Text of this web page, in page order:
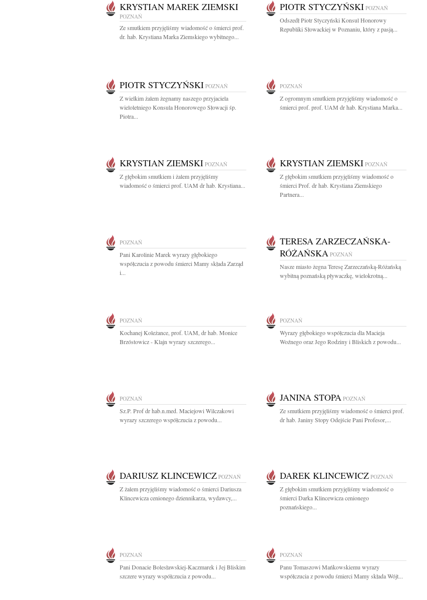
KRYSTIAN MAREK ZIEMSKI
POZNAŃ
Ze smutkiem przyjęliśmy wiadomość o śmierci prof.
dr. hab. Krystiana Marka Ziemskiego wybitnego...
PIOTR STYCZYŃSKI POZNAŃ
Odszedł Piotr Styczyński Konsul Honorowy
Republiki Słowackiej w Poznaniu, który z pasją...
PIOTR STYCZYŃSKI POZNAŃ
Z wielkim żalem żegnamy naszego przyjaciela
wieloletniego Konsula Honorowego Słowacji śp.
Piotra...
POZNAŃ
Z ogromnym smutkiem przyjęliśmy wiadomość o
śmierci prof. prof. UAM dr hab. Krystiana Marka...
KRYSTIAN ZIEMSKI POZNAŃ
Z głębokim smutkiem i żalem przyjęliśmy
wiadomość o śmierci prof. UAM dr hab. Krystiana...
KRYSTIAN ZIEMSKI POZNAŃ
Z głębokim smutkiem przyjęliśmy wiadomość o
śmierci Prof. dr hab. Krystiana Ziemskiego
Partnera...
POZNAŃ
Pani Karolinie Marek wyrazy głębokiego
współczucia z powodu śmierci Mamy składa Zarząd
i...
TERESA ZARZECZAŃSKA-
RÓŻAŃSKA POZNAŃ
Nasze miasto żegna Teresę Zarzeczańską-Różańską
wybitną poznańską pływaczkę, wielokrotną...
POZNAŃ
Kochanej Koleżance, prof. UAM, dr hab. Monice
Brzóstowicz - Klajn wyrazy szczerego...
POZNAŃ
Wyrazy głębokiego współczucia dla Macieja
Woźnego oraz Jego Rodziny i Bliskich z powodu...
POZNAŃ
Sz.P. Prof dr hab.n.med. Maciejowi Wilczakowi
wyrazy szczerego współczucia z powodu...
JANINA STOPA POZNAŃ
Ze smutkiem przyjęliśmy wiadomość o śmierci prof.
dr hab. Janiny Stopy Odejście Pani Profesor,...
DARIUSZ KLINCEWICZ POZNAŃ
Z żalem przyjęliśmy wiadomość o śmierci Dariusza
Klincewicza cenionego dziennikarza, wydawcy,...
DAREK KLINCEWICZ POZNAŃ
Z głębokim smutkiem przyjęliśmy wiadomość o
śmierci Darka Klincewicza cenionego
poznańskiego...
POZNAŃ
Pani Donacie Bolesławskiej-Kaczmarek i Jej Bliskim
szczere wyrazy współczucia z powodu...
POZNAŃ
Panu Tomaszowi Mańkowskiemu wyrazy
współczucia z powodu śmierci Mamy składa Wójt...